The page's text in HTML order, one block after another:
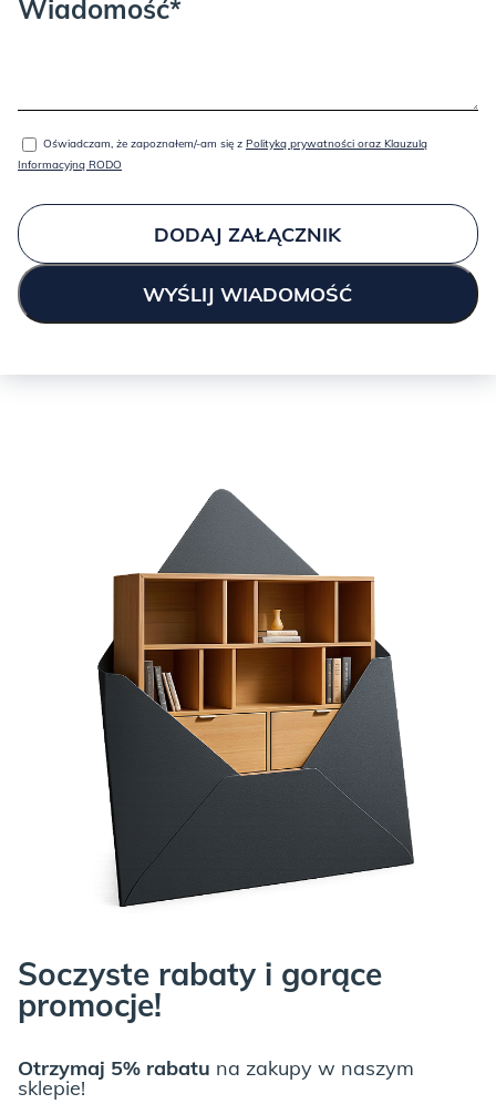
Wiadomość*
Oświadczam, że zapoznałem/-am się z Polityką prywatności oraz Klauzulą
Informacyjną RODO
DODAJ ZAŁĄCZNIK
Soczyste rabaty i gorące
promocje!
Otrzymaj 5% rabatu na zakupy w naszym
sklepie!